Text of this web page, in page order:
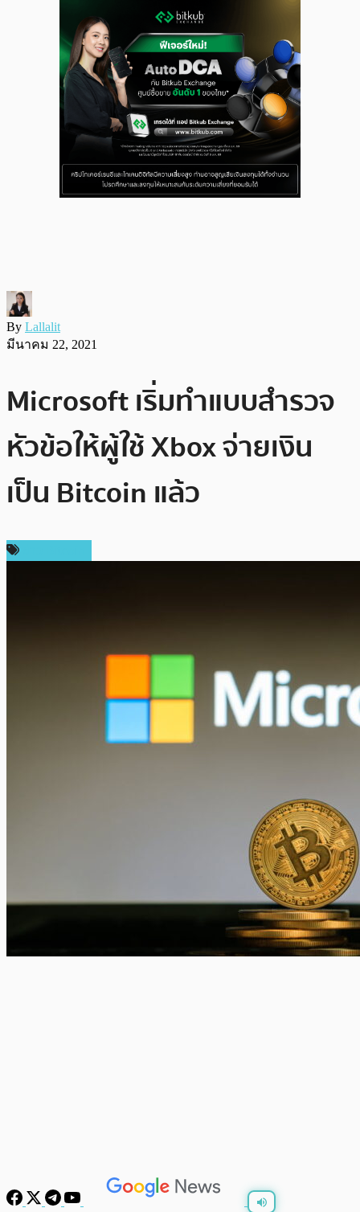
By Lallalit
มีนาคม 22, 2021
Microsoft เริ่มทำแบบสำรวจ
หัวข้อให้ผู้ใช้ Xbox จ่ายเงิน
เป็น Bitcoin แล้ว